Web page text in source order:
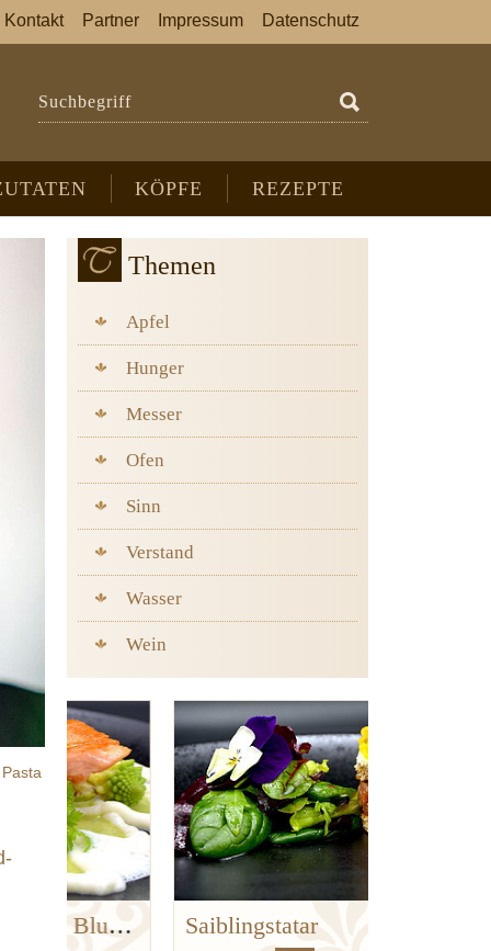
Suchbegriff
KÖPFE REZEPTE
Kontakt Partner Impressum Datenschutz
Pasta
Themen
Apfel
Hunger
Messer
Ofen
Sinn
Verstand
Wasser
Wein
Saiblingstatar